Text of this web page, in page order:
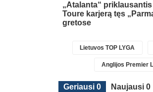
„Atalanta“ priklausantis
Toure karjerą tęs
gretose
Lietuvos TOP LYGA
Anglijos Premier
Geriausi 0 Naujausi 0